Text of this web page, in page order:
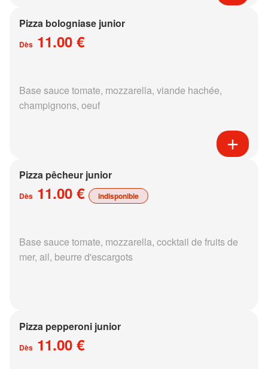
Pizza bologniase junior
Dès 11.00 €
Base sauce tomate, mozzarella, viande hachée,
champignons, oeuf
Pizza pêcheur junior
Dès 11.00 € indisponible
Base sauce tomate, mozzarella, cocktail de fruits de
mer, ail, beurre d'escargots
Pizza pepperoni junior
Dès 11.00 €